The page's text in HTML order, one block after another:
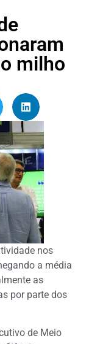
milho
nos
a média
as
por parte dos
de Meio